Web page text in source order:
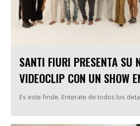
SANTI FIURI PRESENTA SU
VIDEOCLIP CON UN SHOW
Es este finde. Enterate de todos los